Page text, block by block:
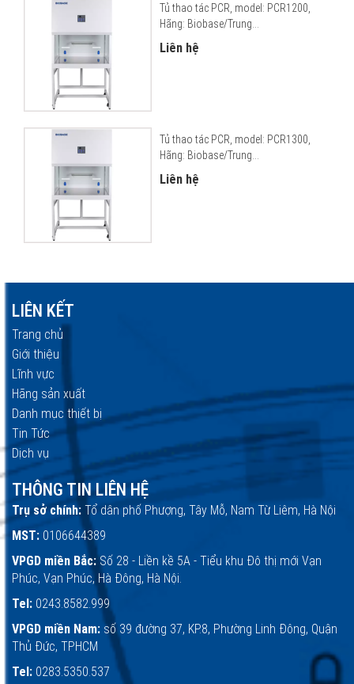
Tủ thao tác PCR, model: PCR1200,
Hãng: Biobase/Trung...
Liên hệ
Tủ thao tác PCR, model: PCR1300,
Hãng: Biobase/Trung...
Liên hệ
LIÊN KẾT
Trang chủ
Giới thiệu
Lĩnh vực
Hãng sản xuất
Danh mục thiết bị
Tin Tức
Dịch vụ
THÔNG TIN LIÊN HỆ
Trụ sở chính: Tổ dân phố Phượng, Tây Mỗ, Nam Từ Liêm, Hà Nội
MST: 0106644389
VPGD miền Bắc:Số 28 - Liền kề 5A - Tiểu khu Đô thị mới Vạn
Phúc, Vạn Phúc, Hà Đông, Hà Nội.
Tel: 0243.8582.999
VPGD miền Nam: số 39 đường 37, KP.8, Phường Linh Đông, Quận
Thủ Đức, TPHCM
Tel: 0283.5350.537